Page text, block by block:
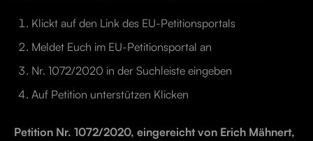
Klickt auf den Link des EU-Petitionsportals
Meldet Euch im EU-Petitionsportal an
Nr. 1072/2020 in der Suchleiste eingeben
Auf Petition unterstützen Klicken
Petition Nr. 1072/2020, eingereicht von Erich Mähnert,